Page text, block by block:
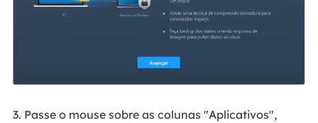
3. Passe o mouse sobre as colunas "Aplicativos",